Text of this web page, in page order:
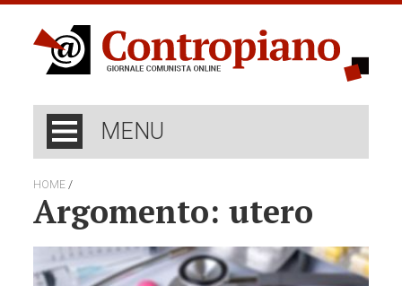
MENU
HOME /
Argomento: utero